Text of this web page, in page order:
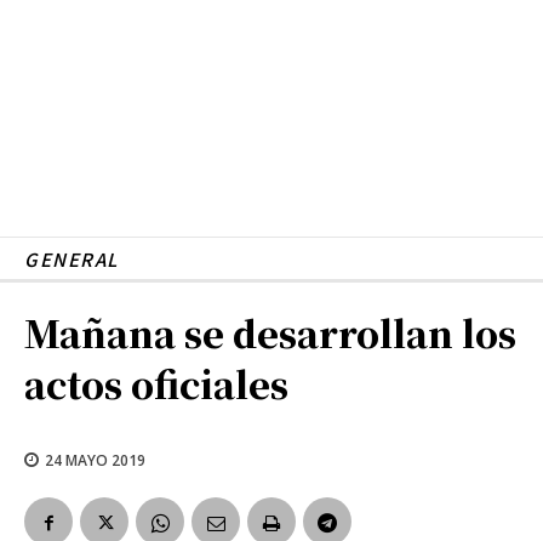
GENERAL
Mañana se desarrollan los
actos oficiales
24 MAYO 2019